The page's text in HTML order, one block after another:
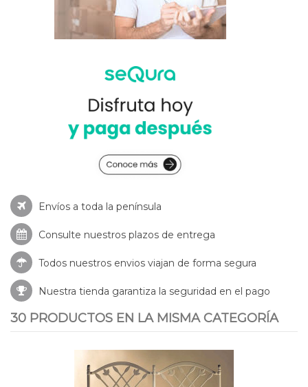
Envíos a toda la península
Consulte nuestros plazos de entrega
Todos nuestros envios viajan de forma segura
Nuestra tienda garantiza la seguridad en el pago
30 PRODUCTOS EN LA MISMA CATEGORÍA